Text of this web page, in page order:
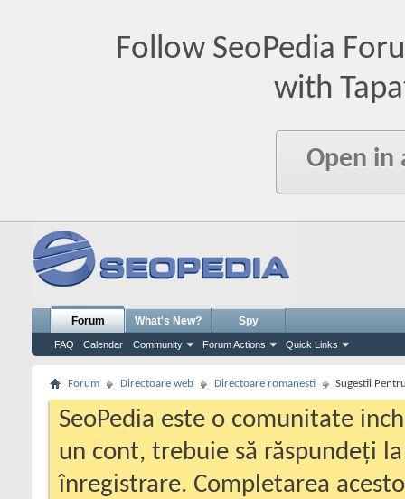
Follow SeoPedia
with
Open in
Forum
FAQ Calendar Community Forum Actions Quick Links
What's New? Spy
Forum Directoare web Directoare romanesti Sugestii
SeoPedia este o comunitate
un cont, trebuie să răspundeți
înregistrare. Completarea